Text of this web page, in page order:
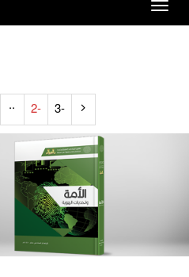
Toggle
navigation
الرئيسية -
-3
-2
..
-1